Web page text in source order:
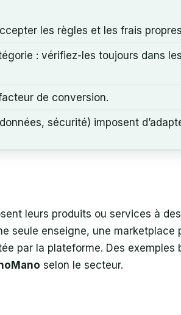
les règles et les frais
: vérifiez-les toujours dans
de conversion.
sécurité) imposent
leurs produits ou services à
seule enseigne, une
par la plateforme. Des
selon le secteur.